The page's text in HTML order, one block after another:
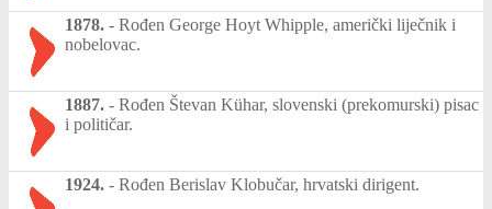
1878. - Rođen George Hoyt Whipple, američki liječnik i
nobelovac.
1887. - Rođen Števan Kühar, slovenski (prekomurski) pisac
i političar.
1924. - Rođen Berislav Klobučar, hrvatski dirigent.